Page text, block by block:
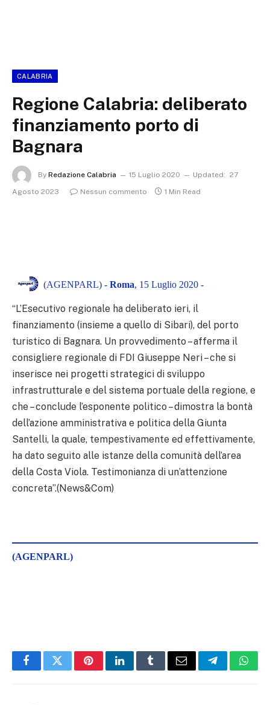
CALABRIA
Regione Calabria: deliberato
finanziamento porto di
Bagnara
By Redazione Calabria 15 Luglio 2020 Updated: 27
Agosto 2023
Nessun commento 1 Min Read
(AGENPARL) - Roma, 15 Luglio 2020 -
“L’Esecutivo regionale ha deliberato ieri, il
finanziamento (insieme a quello di Sibari), del porto
turistico di Bagnara. Un provvedimento – afferma il
consigliere regionale di FDI Giuseppe Neri – che si
inserisce nei progetti strategici di sviluppo
infrastrutturale e del sistema portuale della regione, e
che – conclude l’esponente politico – dimostra la bontà
dell’azione amministrativa e politica della Giunta
Santelli, la quale, tempestivamente ed effettivamente,
ha dato seguito alle istanze della comunità dell’area
della Costa Viola. Testimonianza di un’attenzione
concreta”.(News&Com)
(AGENPARL)
FacebookTwitterPinterestLinkedInTumblrEmail Telegram